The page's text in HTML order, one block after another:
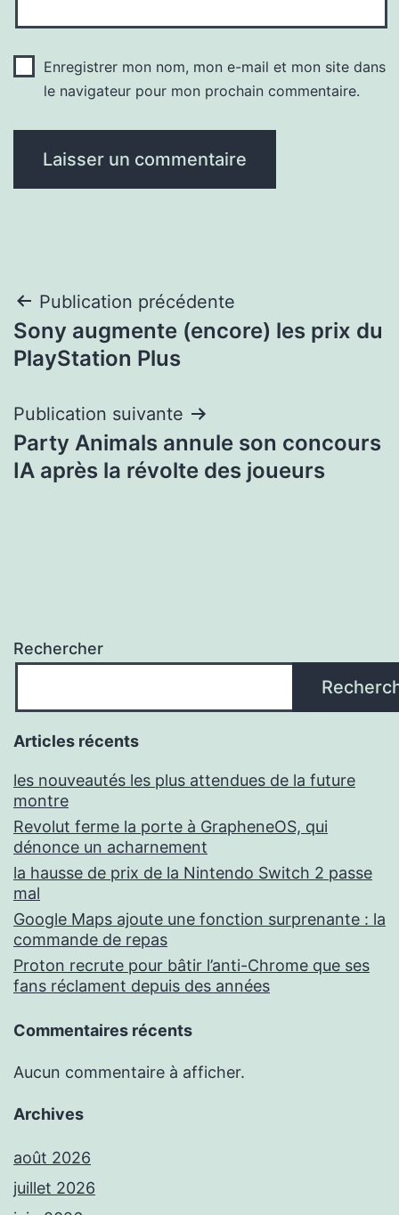
Enregistrer mon nom, mon e-mail et mon site dans
le navigateur pour mon prochain commentaire.
Navigation
de
Publication précédente
Sony augmente (encore) les prix du
PlayStation Plus
Publication suivante
Party Animals annule son concours
IA après la révolte des joueurs
Rechercher
Articles récents
les nouveautés les plus attendues de la future
montre
Revolut ferme la porte à GrapheneOS, qui
dénonce un acharnement
la hausse de prix de la Nintendo Switch 2 passe
mal
Google Maps ajoute une fonction surprenante : la
commande de repas
Proton recrute pour bâtir l’anti-Chrome que ses
fans réclament depuis des années
Commentaires récents
Aucun commentaire à afficher.
Archives
août 2026
juillet 2026